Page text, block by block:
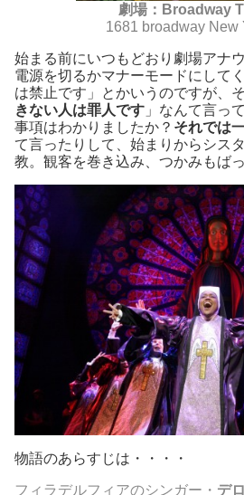
劇場： Broadway
1681 broadway New
始まる前にいつもどおり劇場アナ
電源を切るかマナーモードにして
は禁止です」とかいうのですが、
きない人は罪人です 」なんて言っ
事項はわかりましたか？ それでは
て言ったりして、始まりからシス
教。観客を巻き込み、つかみもば
物語のあらすじは・・・・
フィラデルフィアのシンガー・ デ